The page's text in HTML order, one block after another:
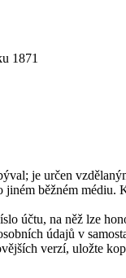
1871
je určen
běžném médiu.
účtu, na něž lze
údajů v
verzí, uložte